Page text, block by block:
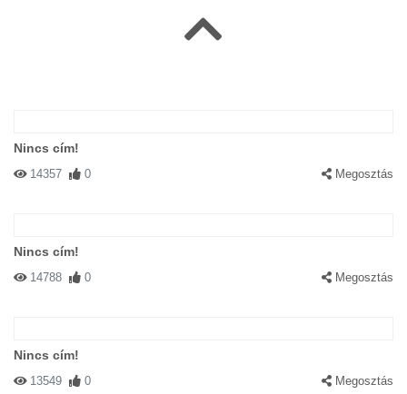
Nincs cím!
14357 0 Megosztás
Nincs cím!
14788 0 Megosztás
Nincs cím!
13549 0 Megosztás